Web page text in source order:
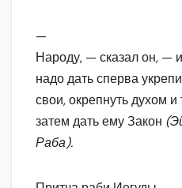
—
Народу, — сказал он, —
надо дать сперва
свои, окрепнуть духом
затем дать ему Закон
Раба).